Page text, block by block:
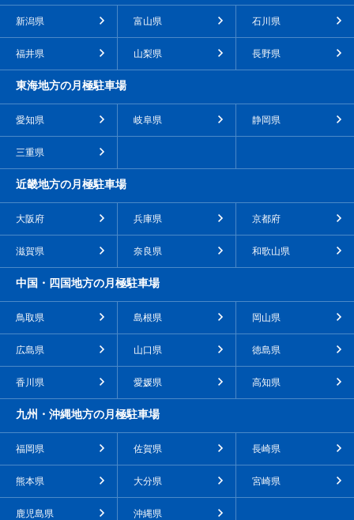
新潟県 富山県 石川県
福井県 山梨県 長野県
東海地方の月極駐車場
愛知県 岐阜県 静岡県
三重県
近畿地方の月極駐車場
大阪府 兵庫県 京都府
滋賀県 奈良県 和歌山県
中国・四国地方の月極駐車場
鳥取県 島根県 岡山県
広島県 山口県 徳島県
香川県 愛媛県 高知県
九州・沖縄地方の月極駐車場
福岡県 佐賀県 長崎県
熊本県 大分県 宮崎県
鹿児島県 沖縄県